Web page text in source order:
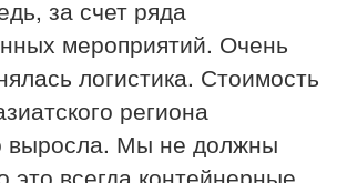
за счет ряда
мероприятий. Очень
логистика. Стоимость
региона
выросла. Мы не должны
это всегда контейнерные